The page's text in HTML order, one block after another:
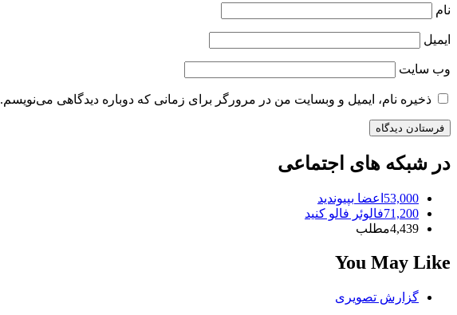
نام
ایمیل
وب‌ سایت
ذخیره نام، ایمیل و وبسایت من در مرورگر برای زمانی که دوباره دیدگاهی می‌نویسم.
در شبکه های اجتماعی
53,000 اعضا بپیوندید
71,200فالوئر فالو کنید
4,439مطلب
You May Like
گزارش تصویری